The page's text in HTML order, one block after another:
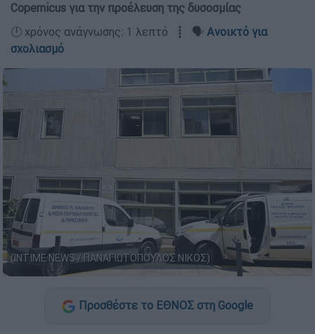
Copernicus για την προέλευση της δυσοσμίας
🕛 χρόνος ανάγνωσης: 1 λεπτό ┋ 🗣️ Ανοικτό για
σχολιασμό
(INTIME NEWS / ΠΑΝΑΓΙΩΤΟΠΟΥΛΟΣ ΝΙΚΟΣ)
Προσθέστε το ΕΘΝΟΣ στη Google